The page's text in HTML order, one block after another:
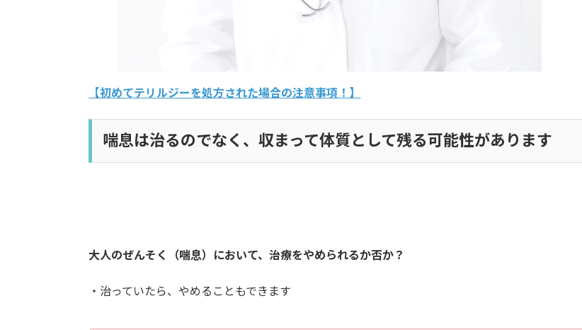
【初めてテリルジーを処方された場合の注意事項！】
喘息は治るのでなく、収まって体質として残る可能性があります
大人のぜんそく（喘息）において、治療をやめられるか否か？
・治っていたら、やめることもできます